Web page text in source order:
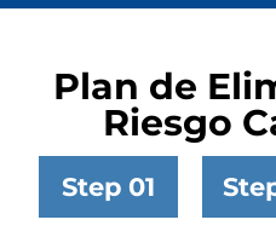
Plan de
Riesgo
Step 01